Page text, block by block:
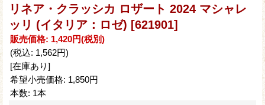
リネア・クラッシカ ロザート 2024 マシャレ
ッリ (イタリア：ロゼ) [621901]
販売価格: 1,420円(税別)
(税込: 1,562円)
[在庫あり]
希望小売価格: 1,850円
本数: 1本